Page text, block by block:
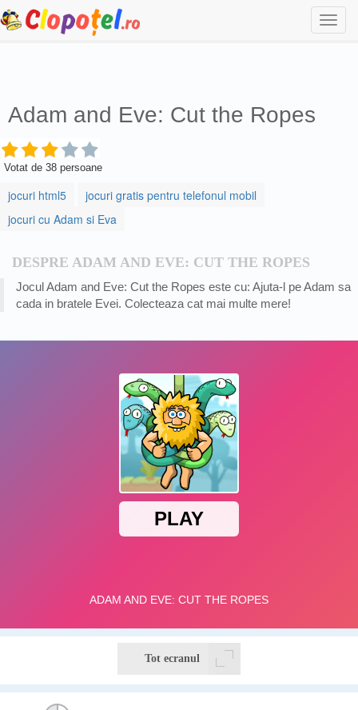
Adam and Eve: Cut the Ropes
Votat de 38 persoane
jocuri html5
jocuri gratis pentru telefonul mobil
jocuri cu Adam si Eva
DESPRE ADAM AND EVE: CUT THE ROPES
Jocul Adam and Eve: Cut the Ropes este cu: Ajuta-l pe Adam sa
cada in bratele Evei. Colecteaza cat mai multe mere!
Tot ecranul